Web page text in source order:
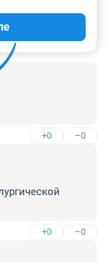
+0 –0
+0 –0